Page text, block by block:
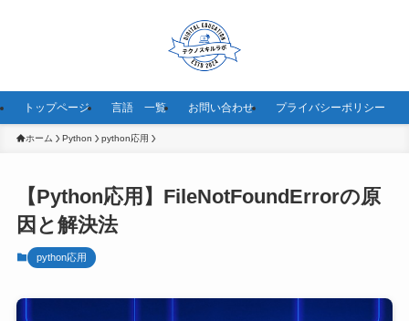
トップページ 言語 一覧 お問い合わせ プライバシーポリシー
ホーム Python python応用
【Python応用】FileNotFoundErrorの原
因と解決法
python応用